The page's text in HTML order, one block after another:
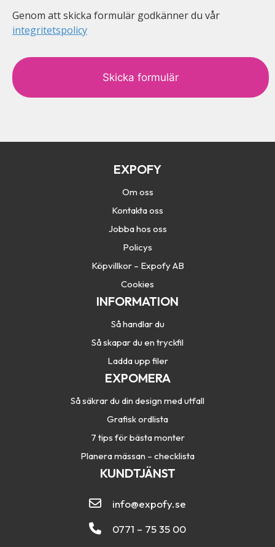
Genom att skicka formulär godkänner du vår
integritetspolicy
a
p
t
EXPOFY
Om oss
Kontakta oss
Jobba hos oss
Policys
Köpvillkor – Expofy AB
Cookies
INFORMATION
Så handlar du
Så skapar du en tryckfil
Ladda upp filer
EXPOMERA
Så säkrar du din design med utfall
Grafisk ordlista
7 tips för bästa monter
Planera mässan – checklista
KUNDTJÄNST
info@expofy.se
0771 – 75 35 00